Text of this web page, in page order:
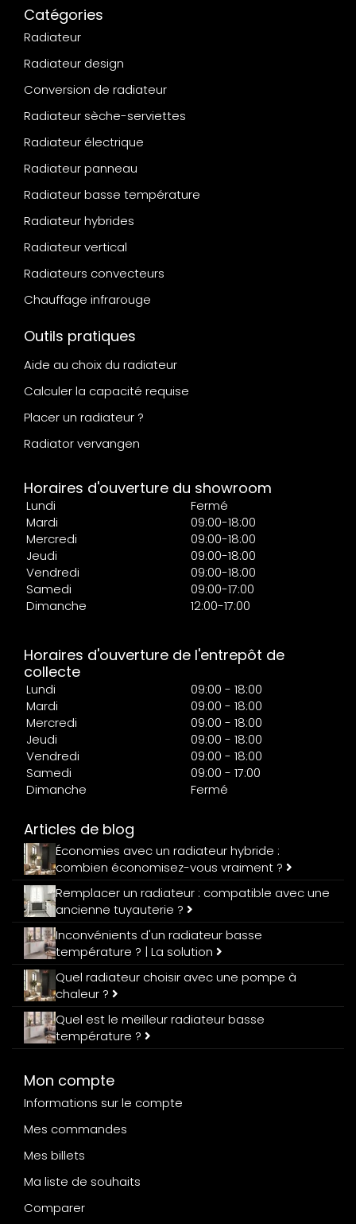
Catégories
Radiateur
Radiateur design
Conversion de radiateur
Radiateur sèche-serviettes
Radiateur électrique
Radiateur panneau
Radiateur basse température
Radiateur hybrides
Radiateur vertical
Radiateurs convecteurs
Chauffage infrarouge
Outils pratiques
Aide au choix du radiateur
Calculer la capacité requise
Placer un radiateur ?
Radiator vervangen
Horaires d'ouverture du showroom
Lundi
Fermé
Mardi
09:00-18:00
Mercredi
09:00-18:00
Jeudi
09:00-18:00
Vendredi
09:00-18:00
Samedi
09:00-17:00
Dimanche
12:00-17:00
Horaires d'ouverture de l'entrepôt de
collecte
Lundi
09:00 - 18:00
Mardi
09:00 - 18:00
Mercredi
09:00 - 18:00
Jeudi
09:00 - 18:00
Vendredi
09:00 - 18:00
Samedi
09:00 - 17:00
Dimanche
Fermé
Articles de blog
Économies avec un radiateur hybride :
combien économisez-vous vraiment ?
Remplacer un radiateur : compatible avec une
ancienne tuyauterie ?
Inconvénients d'un radiateur basse
température ? | La solution
Quel radiateur choisir avec une pompe à
chaleur ?
Quel est le meilleur radiateur basse
température ?
Mon compte
Informations sur le compte
Mes commandes
Mes billets
Ma liste de souhaits
Comparer